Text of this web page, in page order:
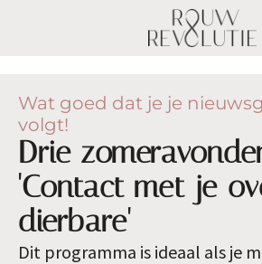
Wat goed dat je je
volgt!
Drie
'Contact met je
dierbare'
Dit programma is ideaal als je